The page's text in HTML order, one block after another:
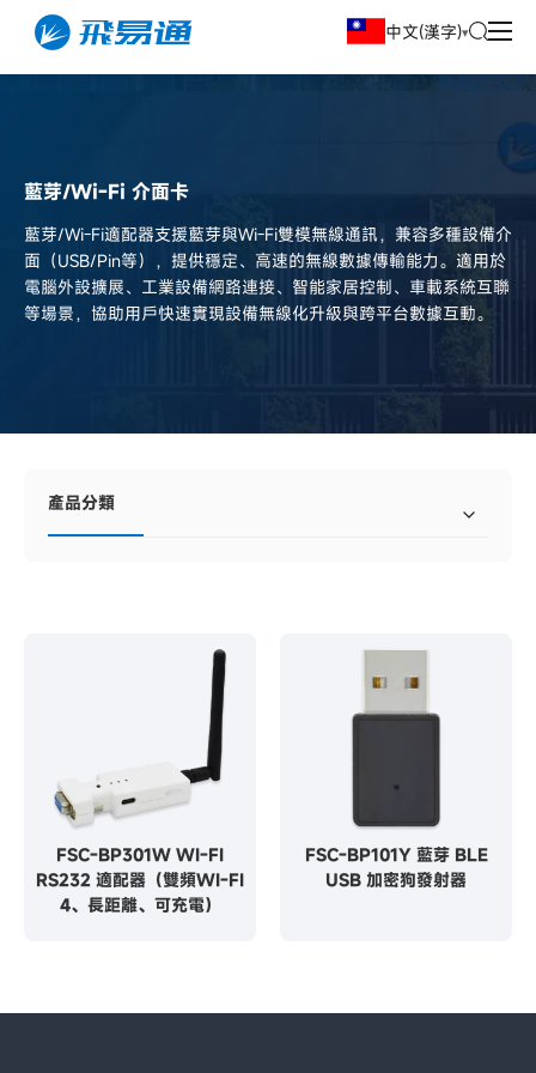
中文(漢字)
藍芽/Wi-Fi 介面卡
藍芽/Wi-Fi適配器支援藍芽與Wi-Fi雙模無線通訊，兼容多種設備介
面（USB/Pin等），提供穩定、高速的無線數據傳輸能力。適用於
電腦外設擴展、工業設備網路連接、智能家居控制、車載系統互聯
等場景，協助用戶快速實現設備無線化升級與跨平台數據互動。
產品分類
FSC-BP301W WI-FI
RS232 適配器（雙頻WI-FI
4、長距離、可充電）
FSC-BP101Y 藍芽 BLE
USB 加密狗發射器